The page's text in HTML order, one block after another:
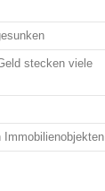
stecken viele